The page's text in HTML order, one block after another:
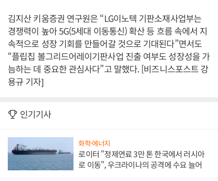
김지산 키움증권 연구원은 “LG이노텍 기판소재사업부는
경쟁력이 높아 5G(5세대 이동통신) 확산 등 흐름 속에서 지
속적으로 성장 기회를 만들어갈 것으로 기대된다”면서도
“플립칩 볼그리드어레이기판사업 진출 여부도 성장성을 가
늠하는 데 중요한 관심사다”고 말했다. [비즈니스포스트 강
용규 기자]
인기기사
화학·에너지
로이터 "정제연료 3만 톤 한국에서 러시아
로 이동", 우크라이나의 공격에 수요 늘어